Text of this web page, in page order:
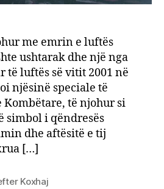
me emrin e luftës
ushtarak dhe një nga
të luftës së vitit 2001 në
njësinë speciale të
të njohur si
simbol i qëndresës
dhe aftësitë e tij
[…]
Koxhaj